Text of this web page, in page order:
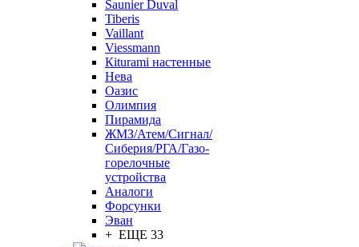
Saunier Duval
Tiberis
Vaillant
Viessmann
Кiturami настенные
Нева
Оазис
Олимпия
Пирамида
ЖМЗ/Атем/Сигнал/
Сиберия/РГА/Газо-
горелочные
устройства
Aналоги
Форсунки
Эван
+ ЕЩЕ 33